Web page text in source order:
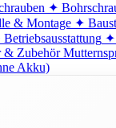
✦
& Montage ✦
✦
& Zubehör
Akku)